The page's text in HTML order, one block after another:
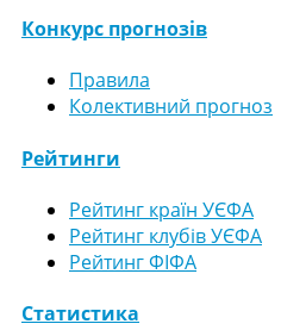
Конкурс прогнозів
Правила
Колективний прогноз
Рейтинги
Рейтинг країн УЄФА
Рейтинг клубів УЄФА
Рейтинг ФІФА
Статистика